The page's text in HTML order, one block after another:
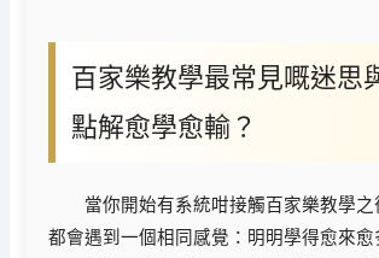
百家樂教學最常見嘅迷思
點解愈學愈輸？
當你開始有系統咁接觸百家樂教學之
都會遇到一個相同感覺：明明學得愈來愈